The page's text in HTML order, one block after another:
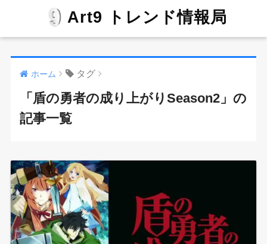
Art9 トレンド情報局
ホーム タグ
「盾の勇者の成り上がりSeason2」の
記事一覧